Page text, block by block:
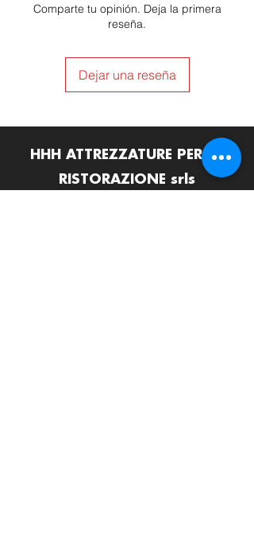
Comparte tu opinión. Deja la primera
reseña.
Dejar una reseña
HHH ATTREZZATURE PER LA
RISTORAZIONE srls